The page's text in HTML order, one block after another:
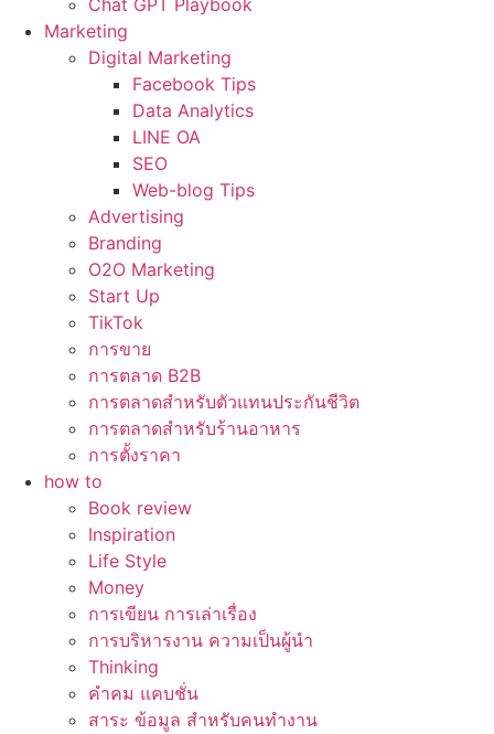
Chat GPT Playbook
Marketing
Digital Marketing
Facebook Tips
Data Analytics
LINE OA
SEO
Web-blog Tips
Advertising
Branding
O2O Marketing
Start Up
TikTok
การขาย
การตลาด B2B
การตลาดสำหรับตัวแทนประกันชีวิต
การตลาดสำหรับร้านอาหาร
การตั้งราคา
how to
Book review
Inspiration
Life Style
Money
การเขียน การเล่าเรื่อง
การบริหารงาน ความเป็นผู้นำ
Thinking
คำคม แคบชั่น
สาระ ข้อมูล สำหรับคนทำงาน